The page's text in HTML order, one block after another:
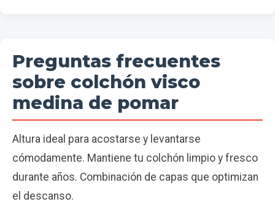
Preguntas frecuentes
sobre colchón visco
medina de pomar
Altura ideal para acostarse y levantarse
cómodamente. Mantiene tu colchón limpio y fresco
durante años. Combinación de capas que optimizan
el descanso.